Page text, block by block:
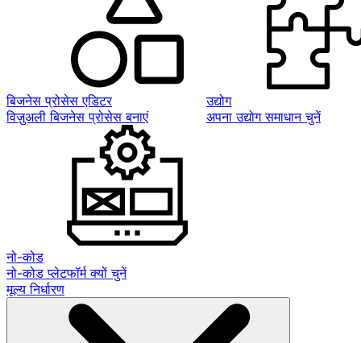
बिजनेस प्रोसेस एडिटर
विज़ुअली बिजनेस प्रोसेस बनाएं
उद्योग
अपना उद्योग समाधान चुनें
नो-कोड
नो-कोड प्लेटफॉर्म क्यों चुनें
मूल्य निर्धारण